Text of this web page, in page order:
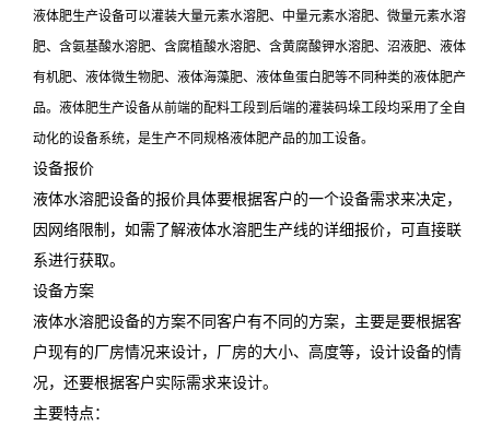
液体肥生产设备可以灌装大量元素水溶肥、中量元素水溶肥、微量元素水溶
肥、含氨基酸水溶肥、含腐植酸水溶肥、含黄腐酸钾水溶肥、沼液肥、液体
有机肥、液体微生物肥、液体海藻肥、液体鱼蛋白肥等不同种类的液体肥产
品。液体肥生产设备从前端的配料工段到后端的灌装码垛工段均采用了全自
动化的设备系统，是生产不同规格液体肥产品的加工设备。
设备报价
液体水溶肥设备的报价具体要根据客户的一个设备需求来决定，
因网络限制，如需了解液体水溶肥生产线的详细报价，可直接联
系进行获取。
设备方案
液体水溶肥设备的方案不同客户有不同的方案，主要是要根据客
户现有的厂房情况来设计，厂房的大小、高度等，设计设备的情
况，还要根据客户实际需求来设计。
主要特点：